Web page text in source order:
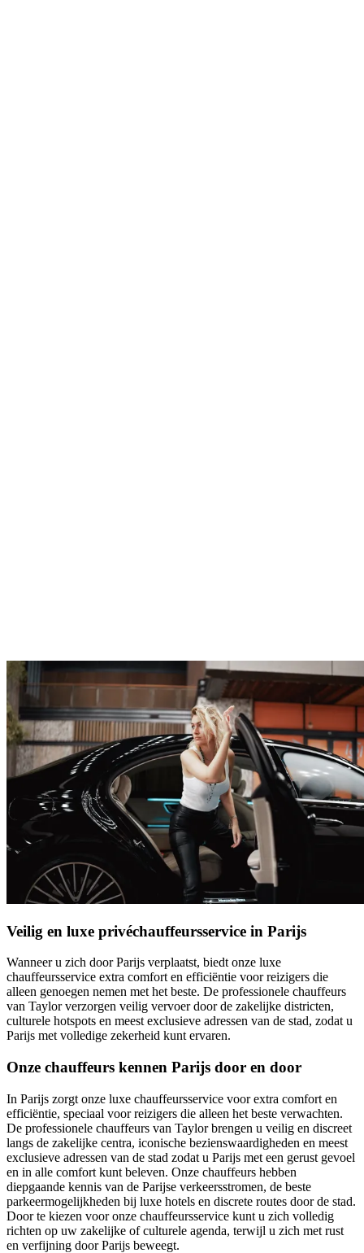
Veilig en luxe privéchauffeursservice in Parijs
Wanneer u zich door Parijs verplaatst, biedt onze luxe
chauffeursservice extra comfort en efficiëntie voor reizigers die
alleen genoegen nemen met het beste. De professionele chauffeurs
van Taylor verzorgen veilig vervoer door de zakelijke districten,
culturele hotspots en meest exclusieve adressen van de stad, zodat u
Parijs met volledige zekerheid kunt ervaren.
Onze chauffeurs kennen Parijs door en door
In Parijs zorgt onze luxe chauffeursservice voor extra comfort en
efficiëntie, speciaal voor reizigers die alleen het beste verwachten.
De professionele chauffeurs van Taylor brengen u veilig en discreet
langs de zakelijke centra, iconische bezienswaardigheden en meest
exclusieve adressen van de stad zodat u Parijs met een gerust gevoel
en in alle comfort kunt beleven. Onze chauffeurs hebben
diepgaande kennis van de Parijse verkeersstromen, de beste
parkeermogelijkheden bij luxe hotels en discrete routes door de stad.
Door te kiezen voor onze chauffeursservice kunt u zich volledig
richten op uw zakelijke of culturele agenda, terwijl u zich met rust
en verfijning door Parijs beweegt.